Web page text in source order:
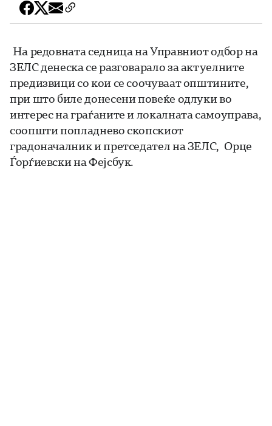
На редовната седница на Управниот одбор на
ЗЕЛС денеска се разговарало за актуелните
предизвици со кои се соочуваат општините,
при што биле донесени повеќе одлуки во
интерес на граѓаните и локалната самоуправа,
соопшти попладнево скопскиот
градоначалник и претседател на ЗЕЛС, Орце
Ѓорѓиевски на Фејсбук.